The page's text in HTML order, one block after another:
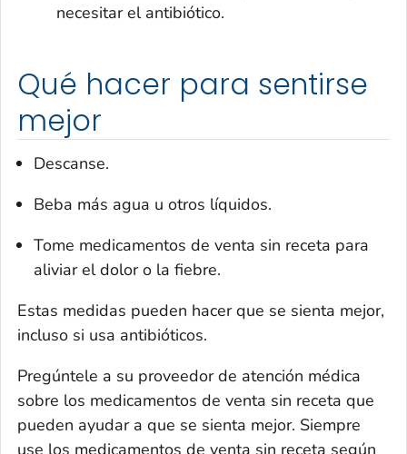
necesitar el antibiótico.
Qué hacer para sentirse
mejor
Descanse.
Beba más agua u otros líquidos.
Tome medicamentos de venta sin receta para
aliviar el dolor o la fiebre.
Estas medidas pueden hacer que se sienta mejor,
incluso si usa antibióticos.
Pregúntele a su proveedor de atención médica
sobre los medicamentos de venta sin receta que
pueden ayudar a que se sienta mejor. Siempre
use los medicamentos de venta sin receta según